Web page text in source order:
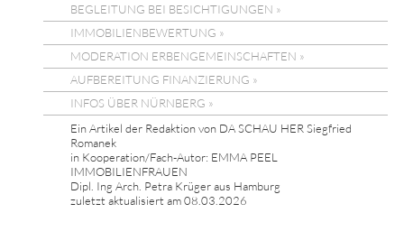
BEGLEITUNG BEI BESICHTIGUNGEN »
IMMOBILIENBEWERTUNG »
MODERATION ERBENGEMEINSCHAFTEN »
AUFBEREITUNG FINANZIERUNG »
INFOS ÜBER NÜRNBERG »
Ein Artikel der Redaktion von DA SCHAU HER Siegfried
Romanek
in Kooperation/Fach-Autor: EMMA PEEL
IMMOBILIENFRAUEN
Dipl. Ing Arch. Petra Krüger aus Hamburg
zuletzt aktualisiert am 08.03.2026